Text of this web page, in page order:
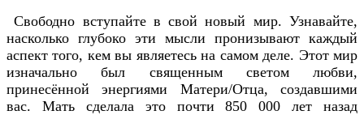
Свободно вступайте в свой новый мир. Узнавайте,
насколько глубоко эти мысли пронизывают каждый
аспект того, кем вы являетесь на самом деле. Этот мир
изначально был священным светом любви,
принесённой энергиями Матери/Отца, создавшими
вас. Мать сделала это почти 850 000 лет назад